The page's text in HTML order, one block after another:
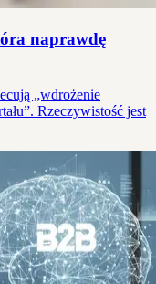
naprawdę
„wdrożenie
Rzeczywistość jest